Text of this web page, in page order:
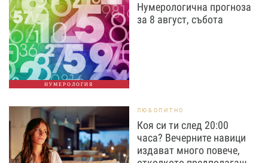
НУМЕРОЛОГИЯ
Нумерологична прогноза
за 8 август, събота
ЛЮБОПИТНО
Коя си ти след 20:00
часа? Вечерните навици
издават много повече,